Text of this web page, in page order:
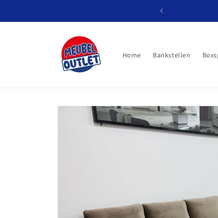
Home Bankstellen
Ga direct naar
productinformatie